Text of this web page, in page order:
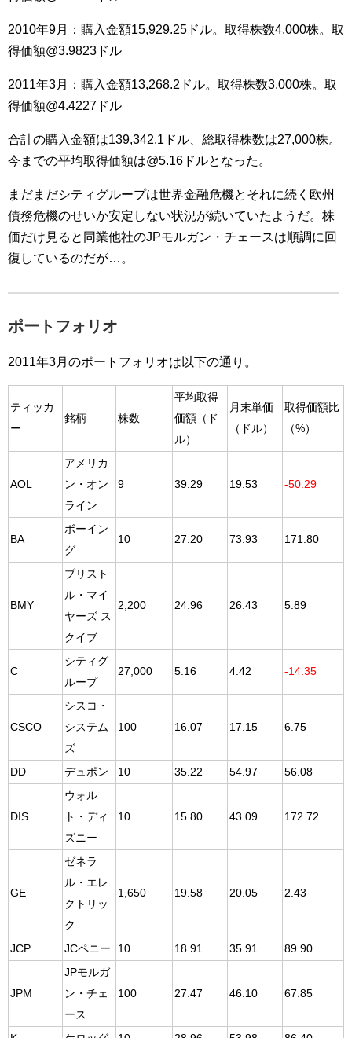
2010年9月：購入金額15,929.25ドル。取得株数4,000株。取
得価額@3.9823ドル
2011年3月：購入金額13,268.2ドル。取得株数3,000株。取
得価額@4.4227ドル
合計の購入金額は139,342.1ドル、総取得株数は27,000株。
今までの平均取得価額は@5.16ドルとなった。
まだまだシティグループは世界金融危機とそれに続く欧州
債務危機のせいか安定しない状況が続いていたようだ。株
価だけ見ると同業他社のJPモルガン・チェースは順調に回
復しているのだが…。
ポートフォリオ
2011年3月のポートフォリオは以下の通り。
ティッカ
ー
銘柄 株数
平均取得
価額（ド
ル）
月末単価
（ドル）
取得価額比
（%）
AOL
アメリカ
ン・オン
ライン
9 39.29 19.53 -50.29
BA
ボーイン
グ
10 27.20 73.93 171.80
BMY
ブリスト
ル・マイ
ヤーズ ス
クイブ
2,200 24.96 26.43 5.89
C
シティグ
ループ
27,000 5.16 4.42 -14.35
CSCO
シスコ・
システム
ズ
100 16.07 17.15 6.75
DD デュポン 10 35.22 54.97 56.08
DIS
ウォル
ト・ディ
ズニー
10 15.80 43.09 172.72
GE
ゼネラ
ル・エレ
クトリッ
ク
1,650 19.58 20.05 2.43
JCP JCペニー 10 18.91 35.91 89.90
JPM
JPモルガ
ン・チェ
ース
100 27.47 46.10 67.85